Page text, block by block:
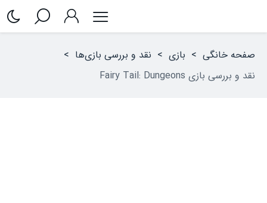
صفحه خانگی > بازی > نقد و بررسی بازی‌ها >
نقد و بررسی بازی Fairy Tail: Dungeons